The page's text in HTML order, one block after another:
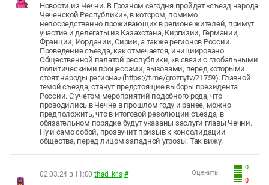
Новости из Чечни. В Грозном сегодня пройдет «съезд народа
Чеченской Республики», в котором, помимо
непосредственно проживающих в регионе жителей, примут
участие и делегаты из Казахстана, Киргизии, Германии,
Франции, Иордании, Сирии, а также регионов России.
Проведение съезда, как отмечается, инициировано
Общественной палатой республики, «в связи с глобальными
политическими процессами, вызовами, перед которыми
стоят народы региона» (https://t.me/groznytv/21759). Главной
темой съезда, станут предстоящие выборы президента
России. С учетом мероприятий подобного рода, что
проводились в Чечне в прошлом году и ранее, можно
предположить, что в итоговой резолюции съезда, в
обязательном порядке будут указаны заслуги главы Чечни.
Ну и само собой, прозвучит призыв к консолидации
общества, перед лицом западной угрозы. Так вижу.
0
0
Оценить:
02.03.24 в 11:00 thad_kris #